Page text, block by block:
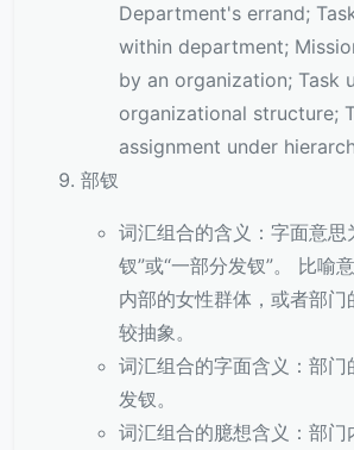
Department's errand;
within department;
by an organization; Task
organizational structure;
assignment under
部钗
词汇组合的含义：字面意思
钗”或“一部分发钗”。 比喻
内部的女性群体，或者部门
较抽象。
词汇组合的字面含义：部门
发钗。
词汇组合的臆想含义：部门